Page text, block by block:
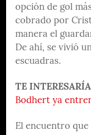
opción de gol
cobrado por
manera el
De ahí, se vivió
escuadras.
TE
Bodhert ya
El encuentro que